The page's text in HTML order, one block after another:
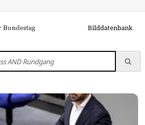
Bilddatenbank